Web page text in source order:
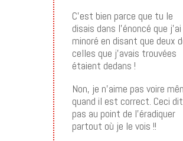
C’est bien parce que tu le
disais dans l’énoncé que j’ai
minoré en disant que deux
celles que j’avais trouvées
étaient dedans !
Non, je n’aime pas voire
quand il est correct. Ceci
pas au point de l’éradiquer
partout où je le vois !!